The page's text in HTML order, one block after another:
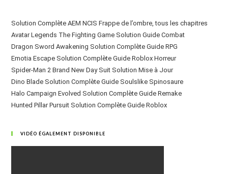
Solution Complète AEM NCIS Frappe de l’ombre, tous les chapitres
Avatar Legends The Fighting Game Solution Guide Combat
Dragon Sword Awakening Solution Complète Guide RPG
Emotia Escape Solution Complète Guide Roblox Horreur
Spider-Man 2 Brand New Day Suit Solution Mise à Jour
Dino Blade Solution Complète Guide Soulslike Spinosaure
Halo Campaign Evolved Solution Complète Guide Remake
Hunted Pillar Pursuit Solution Complète Guide Roblox
VIDÉO ÉGALEMENT DISPONIBLE